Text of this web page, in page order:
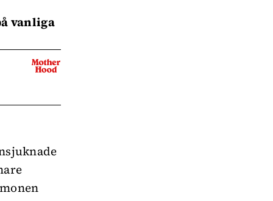
vanliga